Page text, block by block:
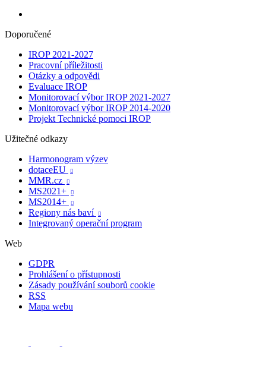
Doporučené
IROP 2021-2027
Pracovní příležitosti
Otázky a odpovědi
Evaluace IROP
Monitorovací výbor IROP 2021-2027
Monitorovací výbor IROP 2014-2020
Projekt Technické pomoci IROP
Užitečné odkazy
Harmonogram výzev
dotaceEU

MMR.cz 
MS2021+ 
MS2014+ 
Regiony nás baví 
Integrovaný operační program
Web
GDPR
Prohlášení o přístupnosti
Zásady používání souborů cookie
RSS
Mapa webu